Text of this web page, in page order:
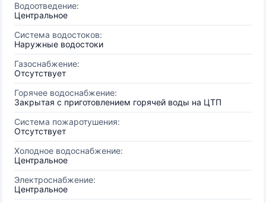
Водоотведение:
Центральное
Система водостоков:
Наружные водостоки
Газоснабжение:
Отсутствует
Горячее водоснабжение:
Закрытая с приготовлением горячей воды на ЦТП
Система пожаротушения:
Отсутствует
Холодное водоснабжение:
Центральное
Электроснабжение:
Центральное